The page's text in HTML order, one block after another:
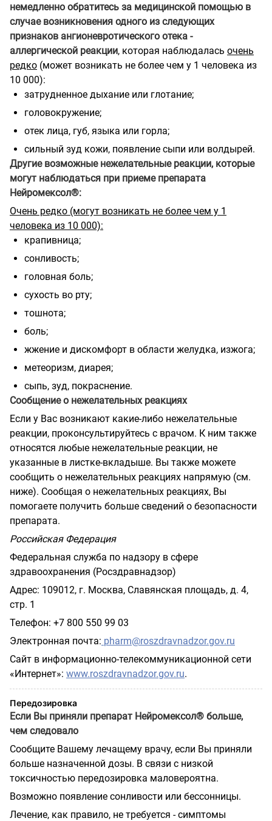
немедленно обратитесь за медицинской помощью в
случае возникновения одного из следующих
признаков ангионевротического отека -
аллергической реакции, которая наблюдалась очень
редко (может возникать не более чем у 1 человека из
10 000):
затрудненное дыхание или глотание;
головокружение;
отек лица, губ, языка или горла;
сильный зуд кожи, появление сыпи или волдырей.
Другие возможные нежелательные реакции, которые
могут наблюдаться при приеме препарата
Нейромексол®:
Очень редко (могут возникать не более чем у 1
человека из 10 000):
крапивница;
сонливость;
головная боль;
сухость во рту;
тошнота;
боль;
жжение и дискомфорт в области желудка, изжога;
метеоризм, диарея;
сыпь, зуд, покраснение.
Сообщение о нежелательных реакциях
Если у Вас возникают какие-либо нежелательные
реакции, проконсультируйтесь с врачом. К ним также
относятся любые нежелательные реакции, не
указанные в листке-вкладыше. Вы также можете
сообщить о нежелательных реакциях напрямую (см.
ниже). Сообщая о нежелательных реакциях, Вы
помогаете получить больше сведений о безопасности
препарата.
Российская Федерация
Федеральная служба по надзору в сфере
здравоохранения (Росздравнадзор)
Адрес: 109012, г. Москва, Славянская площадь, д. 4,
стр. 1
Телефон: +7 800 550 99 03
Электронная почта: pharm@roszdravnadzor.gov.ru
Сайт в информационно-телекоммуникационной сети
«Интернет»: www.roszdravnadzor.gov.ru.
Передозировка
Если Вы приняли препарат Нейромексол® больше,
чем следовало
Сообщите Вашему лечащему врачу, если Вы приняли
больше назначенной дозы. В связи с низкой
токсичностью передозировка маловероятна.
Возможно появление сонливости или бессонницы.
Лечение, как правило, не требуется - симптомы